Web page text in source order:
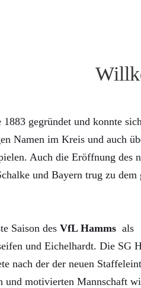
1883 gegründet und konnte
Namen im Kreis und auch
Auch die Eröffnung des
und Bayern trug zu dem
Saison des VfL Hamms als
und Eichelhardt. Die SG
nach der der neuen
und motivierten Mannschaft